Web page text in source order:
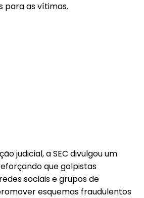
para as vítimas.
judicial, a SEC divulgou um
que golpistas
sociais e grupos de
esquemas fraudulentos